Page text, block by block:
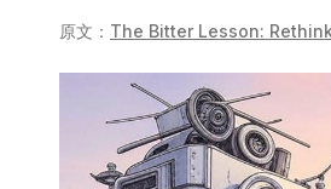
原文： The Bitter Lesson: